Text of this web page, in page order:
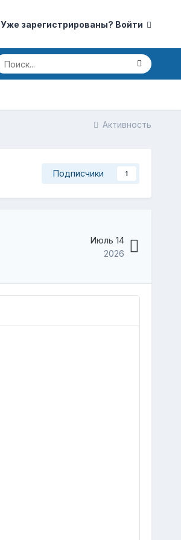
Уже зарегистрированы? Войти
Активность
Подписчики 1
Июль 14
2026